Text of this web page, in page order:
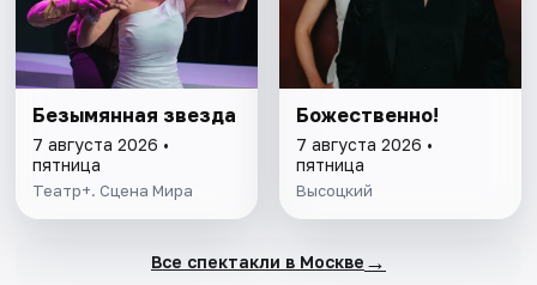
Безымянная звезда
7 августа 2026 •
пятница
Театр+. Сцена Мира
Божественно!
7 августа 2026 •
пятница
Высоцкий
Все спектакли в Москве →